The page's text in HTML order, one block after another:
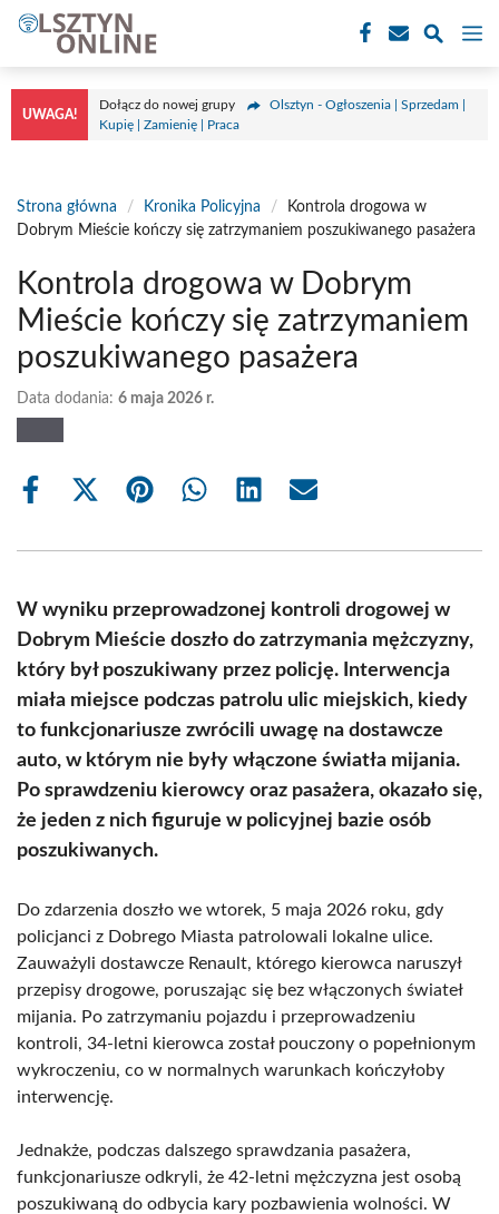
Przejdź
treści
UWAGA!
Dołącz do nowej grupy
Olsztyn - Ogłoszenia | Sprzedam |
Kupię | Zamienię | Praca
Strona główna / Kronika Policyjna /
Kontrola drogowa w
Dobrym Mieście kończy się zatrzymaniem poszukiwanego pasażera
Kontrola drogowa w Dobrym
Mieście kończy się zatrzymaniem
poszukiwanego pasażera
Data dodania: 6 maja 2026 r.
Share
Share
(Twitter)
Share Share Share Share
W wyniku przeprowadzonej kontroli drogowej w
Dobrym Mieście doszło do zatrzymania mężczyzny,
który był poszukiwany przez policję. Interwencja
miała miejsce podczas patrolu ulic miejskich, kiedy
to funkcjonariusze zwrócili uwagę na dostawcze
auto, w którym nie były włączone światła mijania.
Po sprawdzeniu kierowcy oraz pasażera, okazało się,
że jeden z nich figuruje w policyjnej bazie osób
poszukiwanych.
Do zdarzenia doszło we wtorek, 5 maja 2026 roku, gdy
policjanci z Dobrego Miasta patrolowali lokalne ulice.
Zauważyli dostawcze Renault, którego kierowca naruszył
przepisy drogowe, poruszając się bez włączonych świateł
mijania. Po zatrzymaniu pojazdu i przeprowadzeniu
kontroli, 34-letni kierowca został pouczony o popełnionym
wykroczeniu, co w normalnych warunkach kończyłoby
interwencję.
Jednakże, podczas dalszego sprawdzania pasażera,
funkcjonariusze odkryli, że 42-letni mężczyzna jest osobą
poszukiwaną do odbycia kary pozbawienia wolności. W